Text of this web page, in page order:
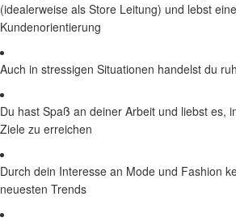
(idealerweise als Store Leitung) und lebst
Kundenorientierung
Auch in stressigen Situationen handelst du
Du hast Spaß an deiner Arbeit und liebst es,
Ziele zu erreichen
Durch dein Interesse an Mode und Fashion
neuesten Trends